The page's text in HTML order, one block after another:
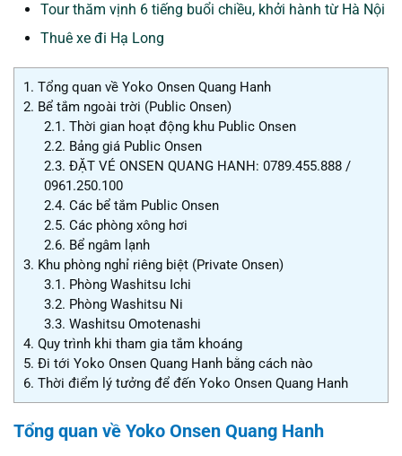
Tour thăm vịnh 6 tiếng buổi chiều, khởi hành từ Hà Nội
Thuê xe đi Hạ Long
1. Tổng quan về Yoko Onsen Quang Hanh
2. Bể tắm ngoài trời (Public Onsen)
2.1. Thời gian hoạt động khu Public Onsen
2.2. Bảng giá Public Onsen
2.3. ĐẶT VÉ ONSEN QUANG HANH: 0789.455.888 /
0961.250.100
2.4. Các bể tắm Public Onsen
2.5. Các phòng xông hơi
2.6. Bể ngâm lạnh
3. Khu phòng nghỉ riêng biệt (Private Onsen)
3.1. Phòng Washitsu Ichi
3.2. Phòng Washitsu Ni
3.3. Washitsu Omotenashi
4. Quy trình khi tham gia tắm khoáng
5. Đi tới Yoko Onsen Quang Hanh bằng cách nào
6. Thời điểm lý tưởng để đến Yoko Onsen Quang Hanh
Tổng quan về Yoko Onsen Quang Hanh